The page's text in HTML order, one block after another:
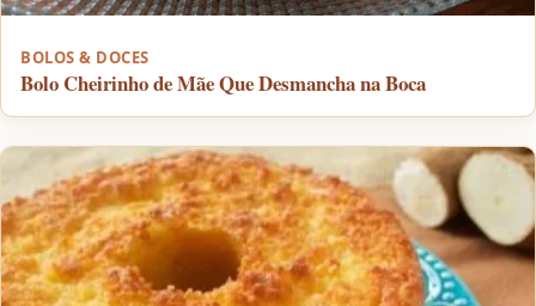
BOLOS & DOCES
Bolo Cheirinho de Mãe Que Desmancha na Boca